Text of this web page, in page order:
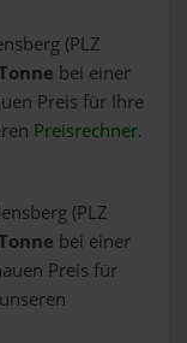
(PLZ
bei einer
Preis für Ihre
Preisrechner.
(PLZ
bei einer
Preis für